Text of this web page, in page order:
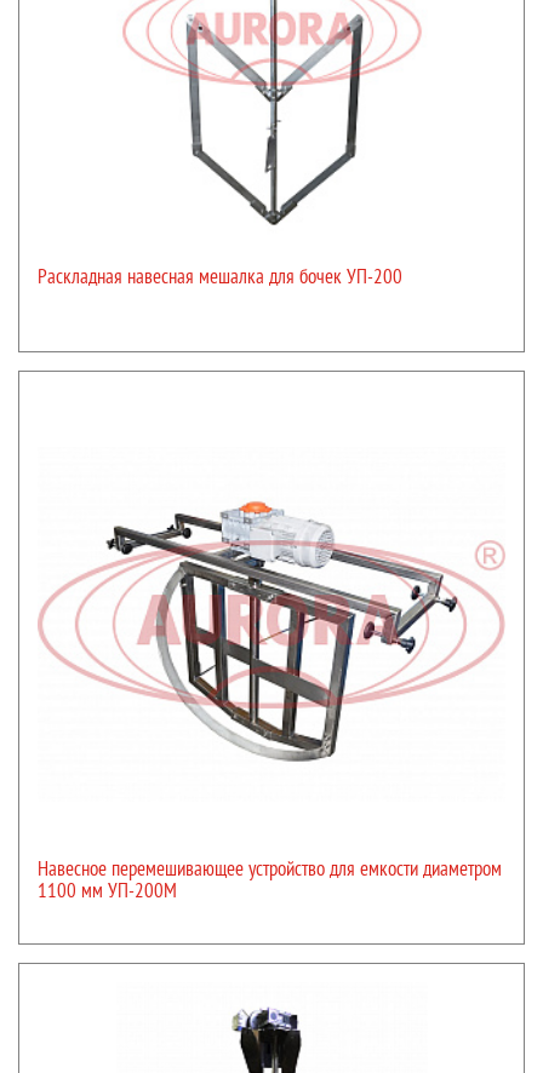
Раскладная навесная мешалка для бочек УП-200
Навесное перемешивающее устройство для емкости диаметром
1100 мм УП-200М